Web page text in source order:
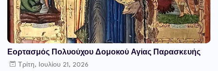
Εορτασμός Πολυούχου Δομοκού Αγίας Παρασκευής
Τρίτη, Ιουλίου 21, 2026